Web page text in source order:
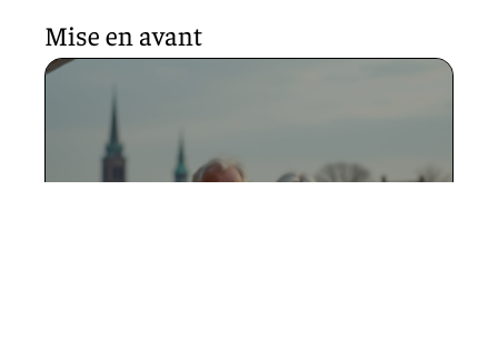
Mise en avant
Croisière fluviale : meilleur